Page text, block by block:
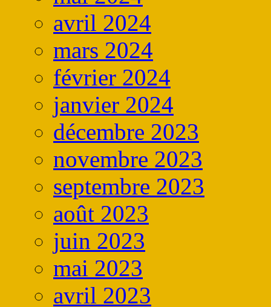
avril 2024
mars 2024
février 2024
janvier 2024
décembre 2023
novembre 2023
septembre 2023
août 2023
juin 2023
mai 2023
avril 2023